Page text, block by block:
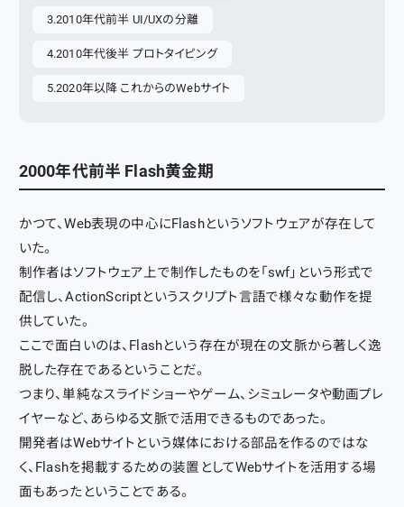
2010年代前半 UI/UXの分離
2010年代後半 プロトタイピング
2020年以降 これからのWebサイト
2000年代前半 Flash黄金期
かつて、Web表現の中心にFlashというソフトウェアが存在して
いた。
制作者はソフトウェア上で制作したものを「swf」という形式で
配信し、ActionScriptというスクリプト言語で様々な動作を提
供していた。
ここで面白いのは、Flashという存在が現在の文脈から著しく逸
脱した存在であるということだ。
つまり、単純なスライドショーやゲーム、シミュレータや動画プレ
イヤーなど、あらゆる文脈で活用できるものであった。
開発者はWebサイトという媒体における部品を作るのではな
く、Flashを掲載するための装置としてWebサイトを活用する場
面もあったということである。